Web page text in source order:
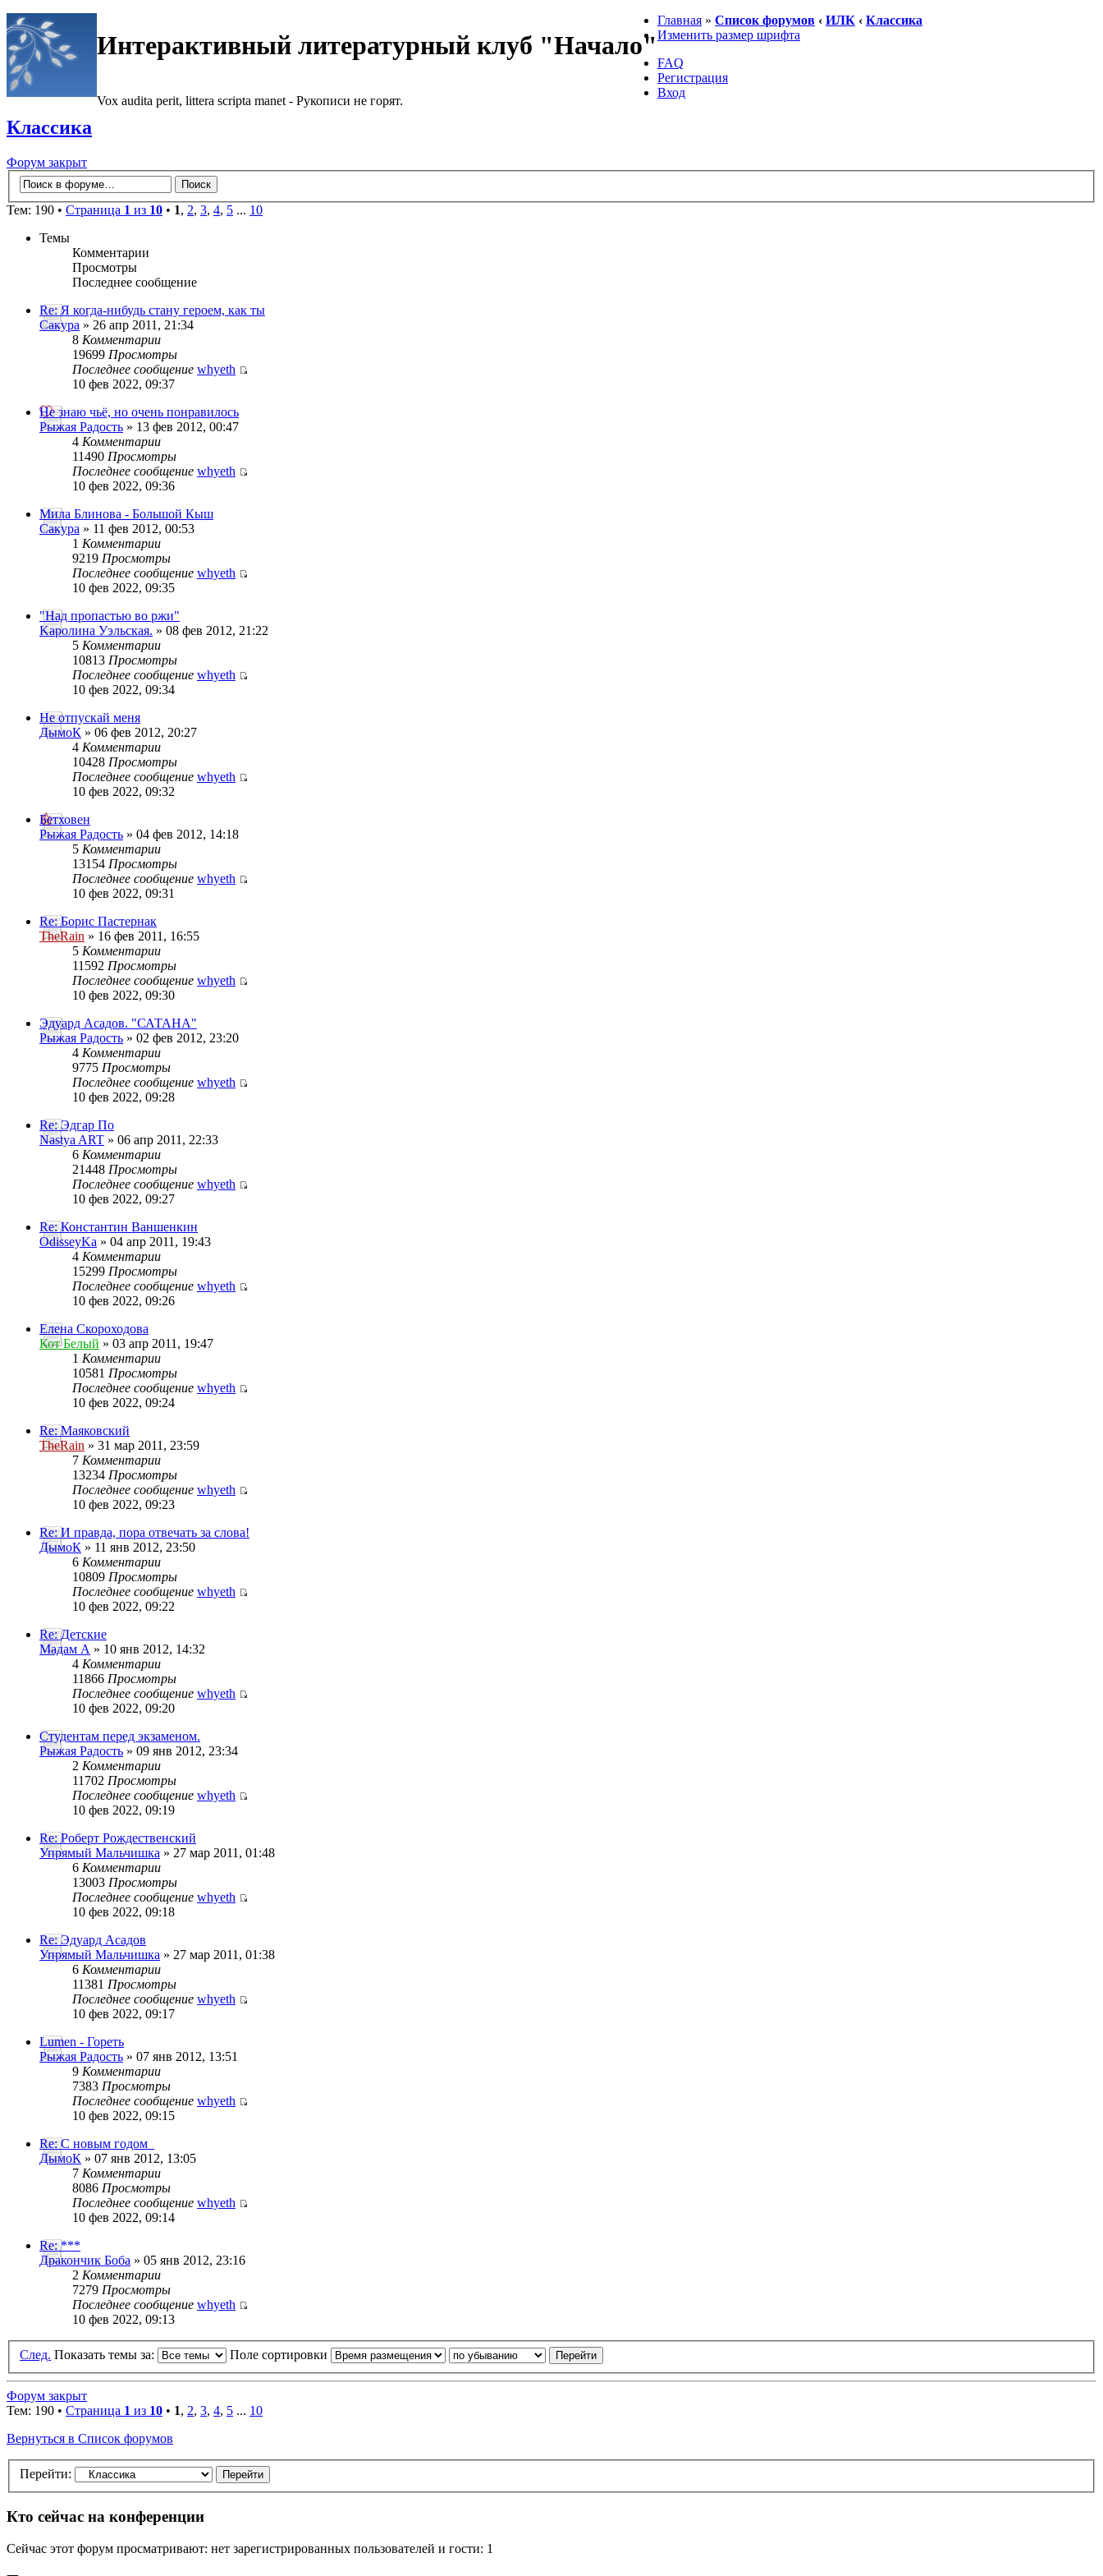
Интерактивный литературный клуб "Начало"
Vox audita perit, littera scripta manet - Рукописи не горят.
Главная » Список форумов ‹ ИЛК ‹ Классика
Изменить размер шрифта
FAQ
Регистрация
Вход
Классика
Форум закрыт
Тем: 190 • Страница 1 из 10 • 1, 2, 3, 4, 5 ... 10
Темы
Комментарии
Просмотры
Последнее сообщение
Re: Я когда-нибудь стану героем, как ты
Сакура » 26 апр 2011, 21:34
8 Комментарии
19699 Просмотры
Последнее сообщение whyeth
10 фев 2022, 09:37
Не знаю чьё, но очень понравилось
Рыжая Радость » 13 фев 2012, 00:47
4 Комментарии
11490 Просмотры
Последнее сообщение whyeth
10 фев 2022, 09:36
Мила Блинова - Большой Кыш
Сакура » 11 фев 2012, 00:53
1 Комментарии
9219 Просмотры
Последнее сообщение whyeth
10 фев 2022, 09:35
"Над пропастью во ржи"
Kaролина Уэльская. » 08 фев 2012, 21:22
5 Комментарии
10813 Просмотры
Последнее сообщение whyeth
10 фев 2022, 09:34
Не отпускай меня
ДымоК » 06 фев 2012, 20:27
4 Комментарии
10428 Просмотры
Последнее сообщение whyeth
10 фев 2022, 09:32
Бетховен
Рыжая Радость » 04 фев 2012, 14:18
5 Комментарии
13154 Просмотры
Последнее сообщение whyeth
10 фев 2022, 09:31
Re: Борис Пастернак
TheRain » 16 фев 2011, 16:55
5 Комментарии
11592 Просмотры
Последнее сообщение whyeth
10 фев 2022, 09:30
Эдуард Асадов. "САТАНА"
Рыжая Радость » 02 фев 2012, 23:20
4 Комментарии
9775 Просмотры
Последнее сообщение whyeth
10 фев 2022, 09:28
Re: Эдгар По
Nastya ART » 06 апр 2011, 22:33
6 Комментарии
21448 Просмотры
Последнее сообщение whyeth
10 фев 2022, 09:27
Re: Константин Ваншенкин
OdisseyKa » 04 апр 2011, 19:43
4 Комментарии
15299 Просмотры
Последнее сообщение whyeth
10 фев 2022, 09:26
Елена Скороходова
Кот Белый » 03 апр 2011, 19:47
1 Комментарии
10581 Просмотры
Последнее сообщение whyeth
10 фев 2022, 09:24
Re: Маяковский
TheRain » 31 мар 2011, 23:59
7 Комментарии
13234 Просмотры
Последнее сообщение whyeth
10 фев 2022, 09:23
Re: И правда, пора отвечать за слова!
ДымоК » 11 янв 2012, 23:50
6 Комментарии
10809 Просмотры
Последнее сообщение whyeth
10 фев 2022, 09:22
Re: Детские
Мадам А » 10 янв 2012, 14:32
4 Комментарии
11866 Просмотры
Последнее сообщение whyeth
10 фев 2022, 09:20
Студентам перед экзаменом.
Рыжая Радость » 09 янв 2012, 23:34
2 Комментарии
11702 Просмотры
Последнее сообщение whyeth
10 фев 2022, 09:19
Re: Роберт Рождественский
Упрямый Мальчишка » 27 мар 2011, 01:48
6 Комментарии
13003 Просмотры
Последнее сообщение whyeth
10 фев 2022, 09:18
Re: Эдуард Асадов
Упрямый Мальчишка » 27 мар 2011, 01:38
6 Комментарии
11381 Просмотры
Последнее сообщение whyeth
10 фев 2022, 09:17
Lumen - Гореть
Рыжая Радость » 07 янв 2012, 13:51
9 Комментарии
7383 Просмотры
Последнее сообщение whyeth
10 фев 2022, 09:15
Re: С новым годом_
ДымоК » 07 янв 2012, 13:05
7 Комментарии
8086 Просмотры
Последнее сообщение whyeth
10 фев 2022, 09:14
Re: ***
Дракончик Боба » 05 янв 2012, 23:16
2 Комментарии
7279 Просмотры
Последнее сообщение whyeth
10 фев 2022, 09:13
След. Показать темы за: Поле сортировки
Форум закрыт
Тем: 190 • Страница 1 из 10 • 1, 2, 3, 4, 5 ... 10
Вернуться в Список форумов
Перейти:
Кто сейчас на конференции
Сейчас этот форум просматривают: нет зарегистрированных пользователей и гости: 1